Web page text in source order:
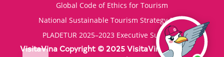
Global Code of Ethics for Tourism
National Sustainable Tourism Strategy 2035
PLADETUR 2025–2023 Executive Summary
VisitaVina Copyright © 2025 VisitaVina - All rights